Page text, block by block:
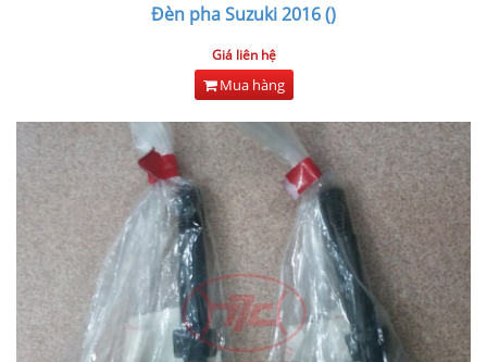
Đèn pha Suzuki 2016 ()
Giá liên hệ
Mua hàng